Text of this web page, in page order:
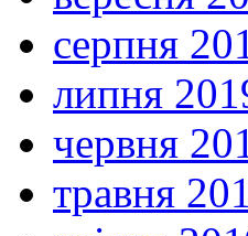
серпня
липня
червня
травня